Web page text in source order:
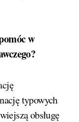
w
typowych
obsługę